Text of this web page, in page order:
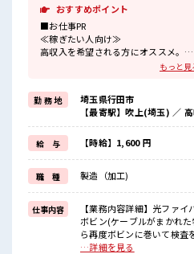
おすすめポイント
■お仕事PR
≪稼ぎたい人向け≫
高収入を希望される方にオススメ。
残業は月20時間以上あります♪
週末は家族や友人と一緒にプライベー
制服があると毎日の服選びに悩まず
≪未経験でも活躍できる≫
新しいことにチャレンジするのは不
しっかり働く環境が整っています！
イチからスキルUP・ステップUP目指
≪収入アップを目指せる≫
高時給だらけの派遣のお仕事です！
■職場の雰囲気
活気あふれる20代活躍中の職場です☆
残業多め！
稼ぎたい方は必見！
もっと見
勤 務 地
埼玉県行田市
【最寄駅】吹上(埼玉) ／
給 与 【時給】1,600 円
職 種 製造（加工)
仕事内容
【業務内容詳細】光ファ
ボビン(ケーブルがまかれ
ら再度ボビンに巻いて検査
情報】ネットワーク通信イ
…詳細を見る